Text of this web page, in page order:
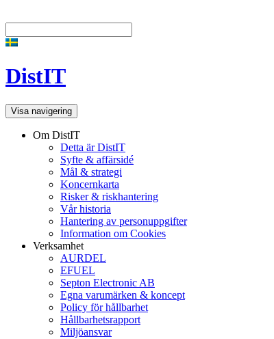
DistIT
Visa navigering
Om DistIT
Detta är DistIT
Syfte & affärsidé
Mål & strategi
Koncernkarta
Risker & riskhantering
Vår historia
Hantering av personuppgifter
Information om Cookies
Verksamhet
AURDEL
EFUEL
Septon Electronic AB
Egna varumärken & koncept
Policy för hållbarhet
Hållbarhetsrapport
Miljöansvar